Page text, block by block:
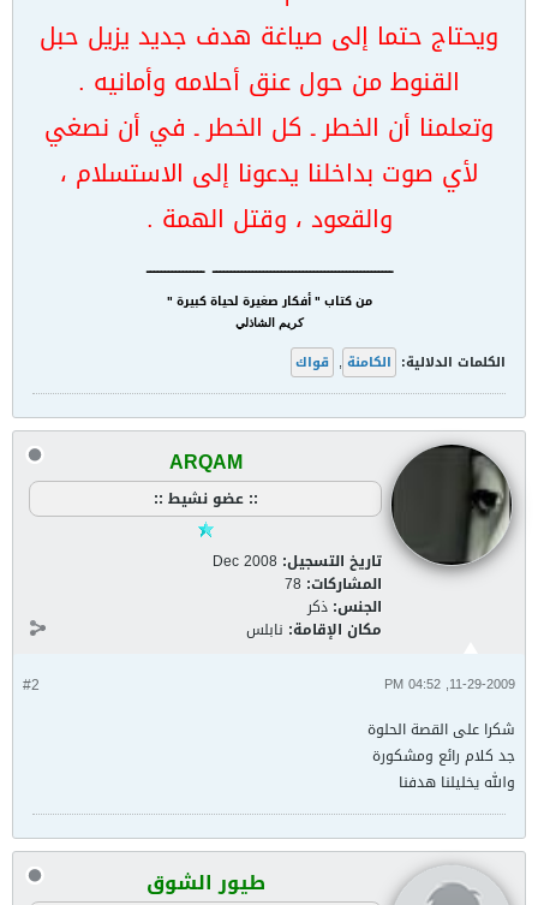
ويحتاج حتما إلى صياغة هدف جديد يزيل حبل
القنوط من حول عنق أحلامه وأمانيه .
وتعلمنا أن الخطر ـ كل الخطر ـ في أن نصغي
لأي صوت بداخلنا يدعونا إلى الاستسلام ،
والقعود ، وقتل الهمة .
ــــــــــــــــــــــــــــــــــــــــــــــــــ ــــــــــــــــ
من كتاب " أفكار صغيرة لحياة كبيرة "
كريم الشاذلي
الكلمات الدلالية: الكامنة , قواك
ARQAM
:: عضو نشيط ::
تاريخ التسجيل: Dec 2008
المشاركات: 78
الجنس: ذكر
مكان الإقامة: نابلس
#2 11-29-2009, 04:52 PM
شكرا على القصة الحلوة
جد كلام رائع ومشكورة
والله يخليلنا هدفنا
طيور الشوق